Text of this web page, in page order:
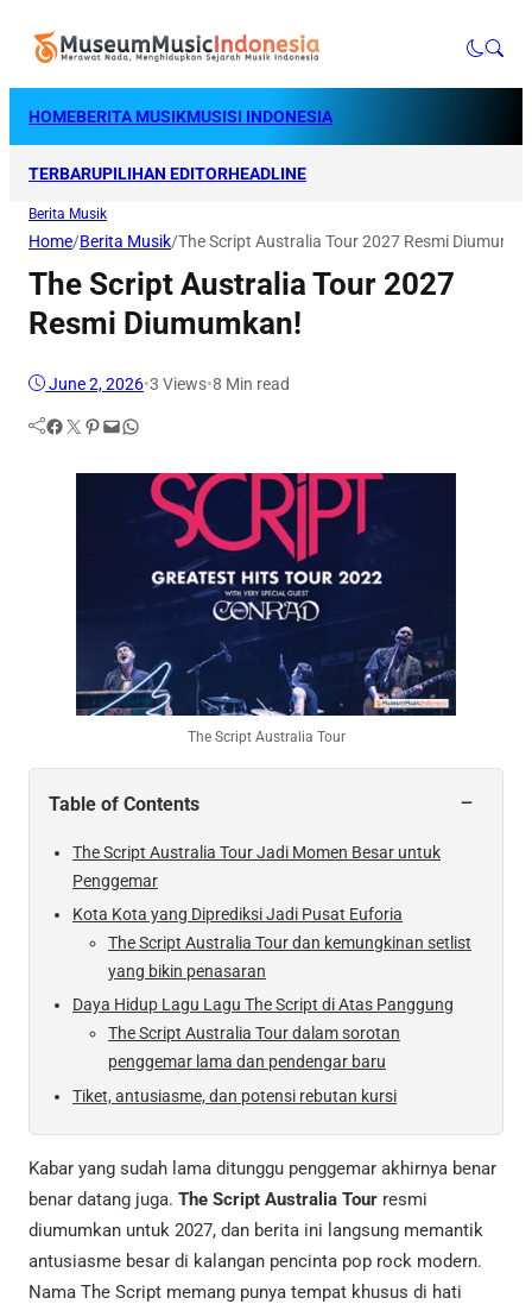
HOMEBERITA MUSIKMUSISI INDONESIA
TERBARUPILIHAN EDITORHEADLINE
Berita Musik
Home/Berita Musik/The Script Australia Tour 2027 Resmi
The Script Australia Tour 2027
Resmi Diumumkan!
June 2, 2026•3 Views•8 Min read
Facebook Twitter Pinterest Mail WhatsApp
The Script Australia Tour
Table of Contents −
The Script Australia Tour Jadi Momen Besar untuk
Penggemar
Kota Kota yang Diprediksi Jadi Pusat Euforia
The Script Australia Tour dan kemungkinan setlist
yang bikin penasaran
Daya Hidup Lagu Lagu The Script di Atas Panggung
The Script Australia Tour dalam sorotan
penggemar lama dan pendengar baru
Tiket, antusiasme, dan potensi rebutan kursi
Kabar yang sudah lama ditunggu penggemar akhirnya benar
benar datang juga. The Script Australia Tour resmi
diumumkan untuk 2027, dan berita ini langsung memantik
antusiasme besar di kalangan pencinta pop rock modern.
Nama The Script memang punya tempat khusus di hati